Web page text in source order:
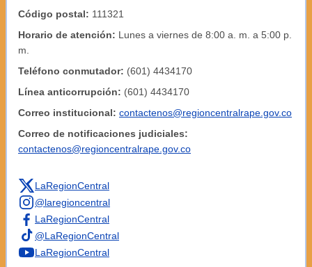
Código postal: 111321
Horario de atención: Lunes a viernes de 8:00 a. m. a 5:00 p.
m.
Teléfono conmutador: (601) 4434170
Línea anticorrupción: (601) 4434170
Correo institucional: contactenos@regioncentralrape.gov.co
Correo de notificaciones judiciales:
contactenos@regioncentralrape.gov.co
LaRegionCentral
@laregioncentral
LaRegionCentral
@LaRegionCentral
LaRegionCentral